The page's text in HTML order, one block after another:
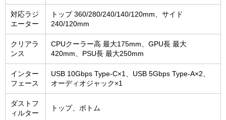
対応ラジ
エーター
トップ 360/280/240/140/120mm、サイド
240/120mm
クリアラ
ンス
CPUクーラー高 最大175mm、GPU長 最大
420mm、PSU長 最大250mm
インター
フェース
USB 10Gbps Type-C×1、USB 5Gbps Type-A×2、
オーディオジャック×1
ダストフ
ィルター
トップ、ボトム